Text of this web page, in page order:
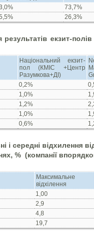
73,7%
26,3%
екзит-
Національний екзит-
пол (КМІС +Центр
Разумкова+ДІ)
0,2%
1,0%
1,2%
1,0%
0,6%
і середні відхилення
% (компанії
Максимальне
відхілення
1,00
2,9
4,8
19,7